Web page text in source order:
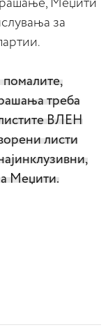
Меџити
за
помалите,
треба
ВЛЕН
листи
Меџити.